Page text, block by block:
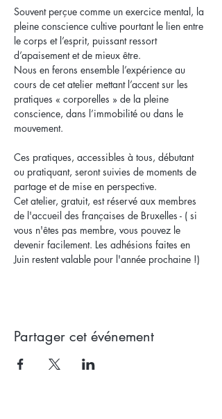
Souvent perçue comme un exercice mental, la
pleine conscience cultive pourtant le lien entre
le corps et l’esprit, puissant ressort
Nous en ferons ensemble l’expérience au
cours de cet atelier mettant l’accent sur les
pratiques « corporelles » de la pleine
conscience, dans l’immobilité ou dans le
mouvement.
Ces pratiques, accessibles à tous, débutant
ou pratiquant, seront suivies de moments de
partage et de mise en perspective.
Cet atelier, gratuit, est réservé aux membres
de l'accueil des françaises de Bruxelles - ( si
vous n'êtes pas membre, vous pouvez le
devenir facilement. Les adhésions faites en
Juin restent valable pour l'année prochaine !)
Partager cet événement